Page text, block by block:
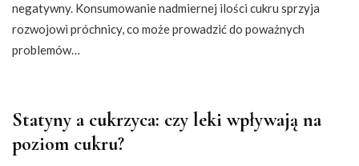
negatywny. Konsumowanie nadmiernej ilości cukru sprzyja
rozwojowi próchnicy, co może prowadzić do poważnych
problemów…
Statyny a cukrzyca: czy leki wpływają na
poziom cukru?